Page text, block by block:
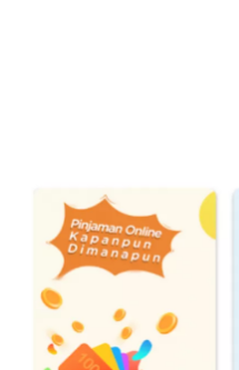
Asuransi
Asuransi Jiwa
Asuransi Kesehatan
Asuransi Syariah